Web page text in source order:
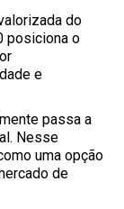
do
posiciona o
e
passa a
Nesse
uma opção
de